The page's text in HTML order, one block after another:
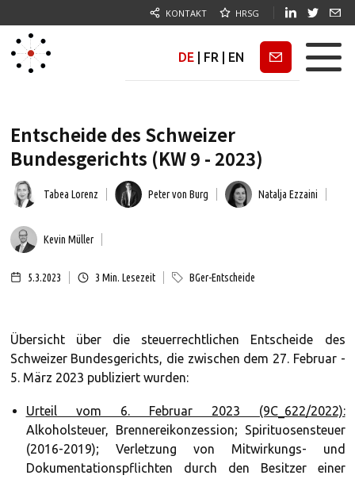
KONTAKT HRSG
DE FR EN Newsletter
Entscheide des Schweizer
Bundesgerichts (KW 9 - 2023)
Tabea Lorenz Peter von Burg Natalja Ezzaini
Kevin Müller
5.3.2023 3 Min. Lesezeit BGer-Entscheide
Übersicht über die steuerrechtlichen Entscheide des
Schweizer Bundesgerichts, die zwischen dem 27. Februar -
5. März 2023 publiziert wurden:
Urteil vom 6. Februar 2023 (9C_622/2022):
Alkoholsteuer, Brennereikonzession; Spirituosensteuer
(2016-2019); Verletzung von Mitwirkungs- und
Dokumentationspflichten durch den Besitzer einer